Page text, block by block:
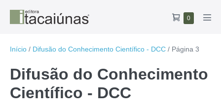
conteúdo
Carrinho
0Itens
Início / Difusão do Conhecimento Científico - DCC / Página 3
Difusão do Conhecimento
Científico - DCC